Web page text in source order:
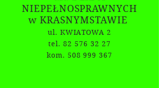
NIEPEŁNOSPRAWNYCH
w KRASNYMSTAWIE
ul. KWIATOWA 2
tel. 82 576 32 27
kom. 508 999 367